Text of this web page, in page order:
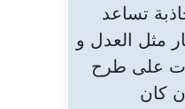
تساعد
مثل العدل و
على طرح
كان